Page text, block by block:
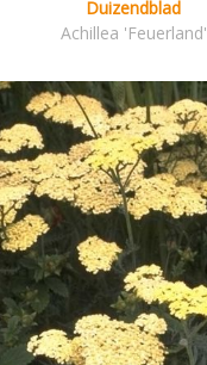
Duizendblad
Achillea 'Feuerland'